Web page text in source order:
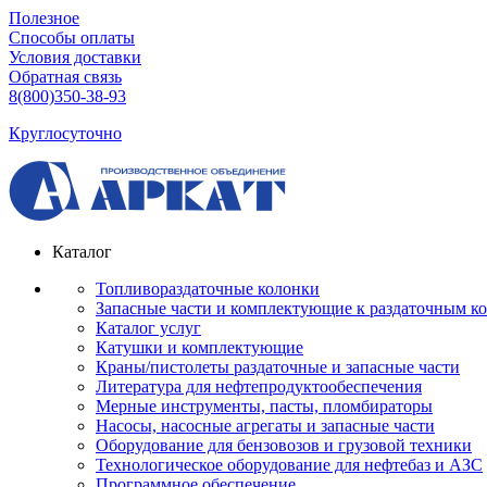
Полезное
Способы оплаты
Условия доставки
Обратная связь
8(800)350-38-93
Круглосуточно
Каталог
Топливораздаточные колонки
Запасные части и комплектующие к раздаточным
Каталог услуг
Катушки и комплектующие
Краны/пистолеты раздаточные и запасные части
Литература для нефтепродуктообеспечения
Мерные инструменты, пасты, пломбираторы
Насосы, насосные агрегаты и запасные части
Оборудование для бензовозов и грузовой техники
Технологическое оборудование для нефтебаз и АЗС